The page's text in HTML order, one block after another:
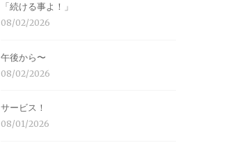
「続ける事よ！」
08/02/2026
午後から〜
08/02/2026
サービス！
08/01/2026